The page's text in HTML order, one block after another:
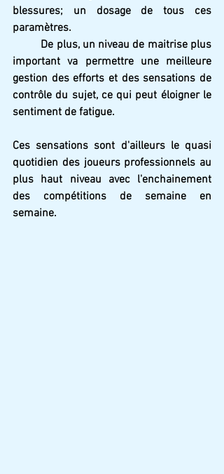
blessures; un dosage de tous ces
paramètres.
De plus, un niveau de maitrise plus
important va permettre une meilleure
gestion des efforts et des sensations de
contrôle du sujet, ce qui peut éloigner le
sentiment de fatigue.
Ces sensations sont d'ailleurs le quasi
quotidien des joueurs professionnels au
plus haut niveau avec l'enchainement
des compétitions de semaine en
semaine.